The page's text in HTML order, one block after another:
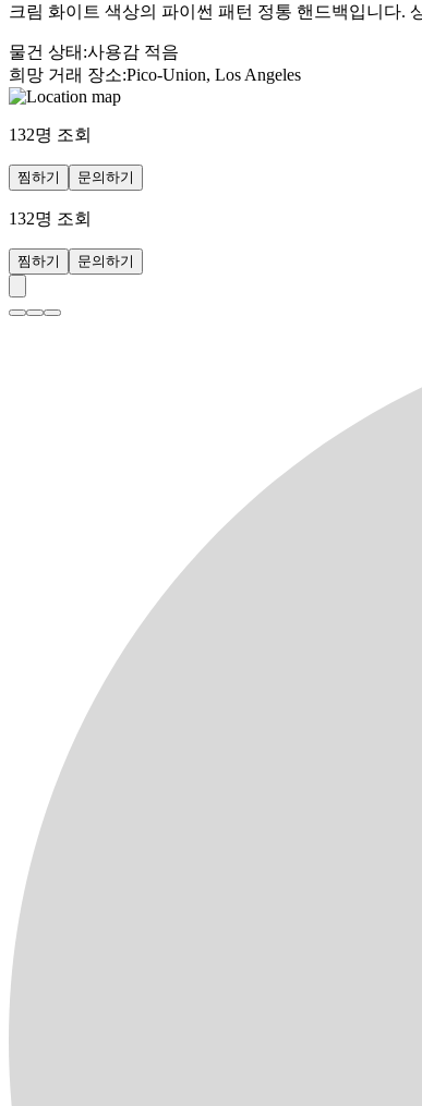
크림 화이트 색상의 파이썬 패턴 정통 핸드백입니다.
물건 상태 :사용감 적음
희망 거래 장소:Pico-Union, Los Angeles
132명 조회
찜하기 문의하기
132명 조회
찜하기 문의하기